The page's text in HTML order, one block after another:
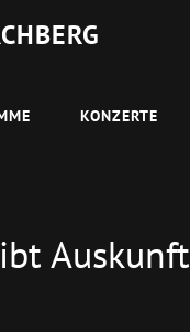
KONZERTE
Auskunft